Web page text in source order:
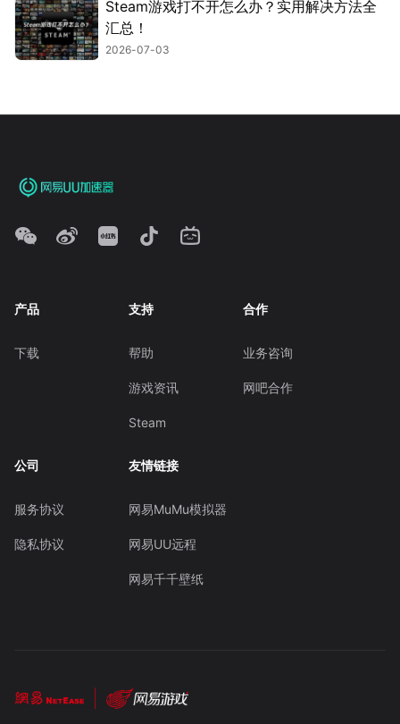
Steam游戏打不开怎么办？实用解决方法全
汇总！
2026-07-03
产品
下载
支持
帮助
游戏资讯
Steam
合作
业务咨询
网吧合作
公司
服务协议
隐私协议
友情链接
网易MuMu模拟器
网易UU远程
网易千千壁纸